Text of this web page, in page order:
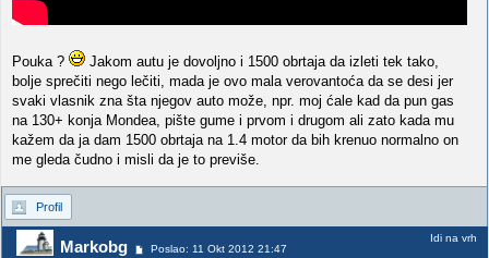
Pouka ?
Jakom autu je dovoljno i 1500 obrtaja da izleti tek tako,
bolje sprečiti nego lečiti, mada je ovo mala verovantoća da se desi jer
svaki vlasnik zna šta njegov auto može, npr. moj ćale kad da pun gas
na 130+ konja Mondea, pište gume i prvom i drugom ali zato kada mu
kažem da ja dam 1500 obrtaja na 1.4 motor da bih krenuo normalno on
me gleda čudno i misli da je to previše.
Profil
Markobg Poslao: 11 Okt 2012 21:47
Idi na vrh